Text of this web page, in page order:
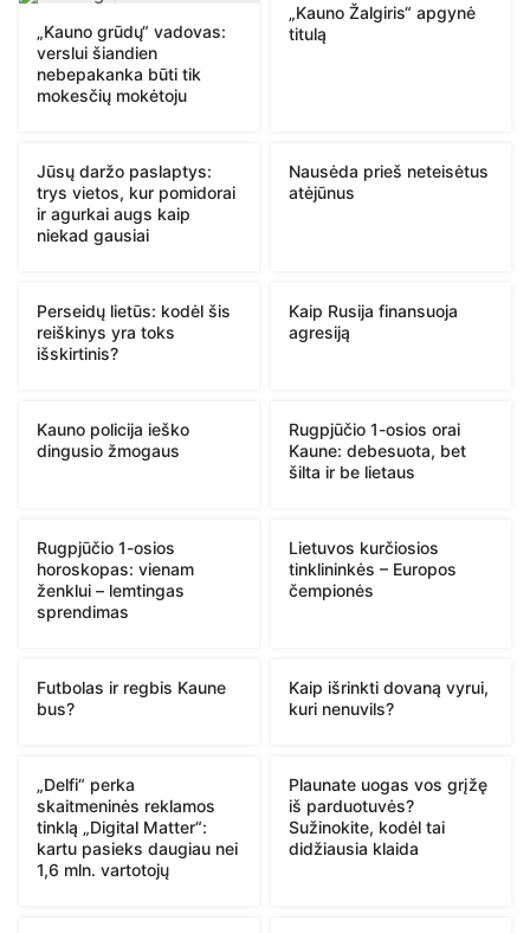
„Kauno grūdų“ vadovas:
verslui šiandien
nebepakanka būti tik
mokesčių mokėtoju
„Kauno Žalgiris“ apgynė
titulą
Jūsų daržo paslaptys:
trys vietos, kur pomidorai
ir agurkai augs kaip
niekad gausiai
Nausėda prieš neteisėtus
atėjūnus
Perseidų lietūs: kodėl šis
reiškinys yra toks
išskirtinis?
Kaip Rusija finansuoja
agresiją
Kauno policija ieško
dingusio žmogaus
Rugpjūčio 1-osios orai
Kaune: debesuota, bet
šilta ir be lietaus
Rugpjūčio 1-osios
horoskopas: vienam
ženklui – lemtingas
sprendimas
Lietuvos kurčiosios
tinklininkės – Europos
čempionės
Futbolas ir regbis Kaune
bus?
Kaip išrinkti dovaną vyrui,
kuri nenuvils?
„Delfi“ perka
skaitmeninės reklamos
tinklą „Digital Matter“:
kartu pasieks daugiau nei
1,6 mln. vartotojų
Plaunate uogas vos grįžę
iš parduotuvės?
Sužinokite, kodėl tai
didžiausia klaida